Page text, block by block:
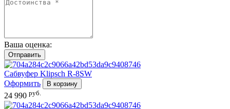
Ваша оценка:
Сабвуфер Klipsch R-8SW
Оформить
В корзину
24 990 руб.